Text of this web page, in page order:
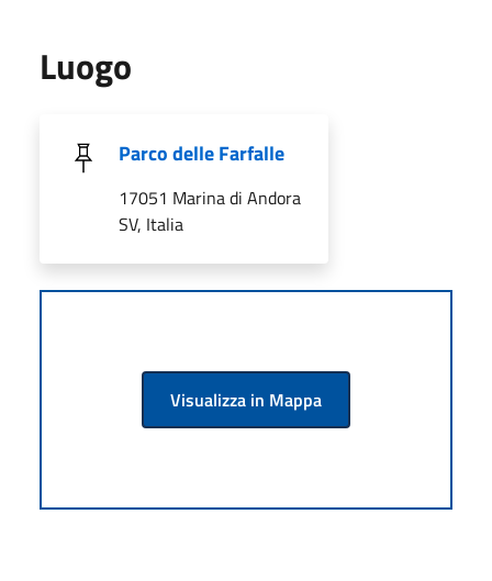
Luogo
Parco delle Farfalle
17051 Marina di Andora
SV, Italia
Visualizza in Mappa